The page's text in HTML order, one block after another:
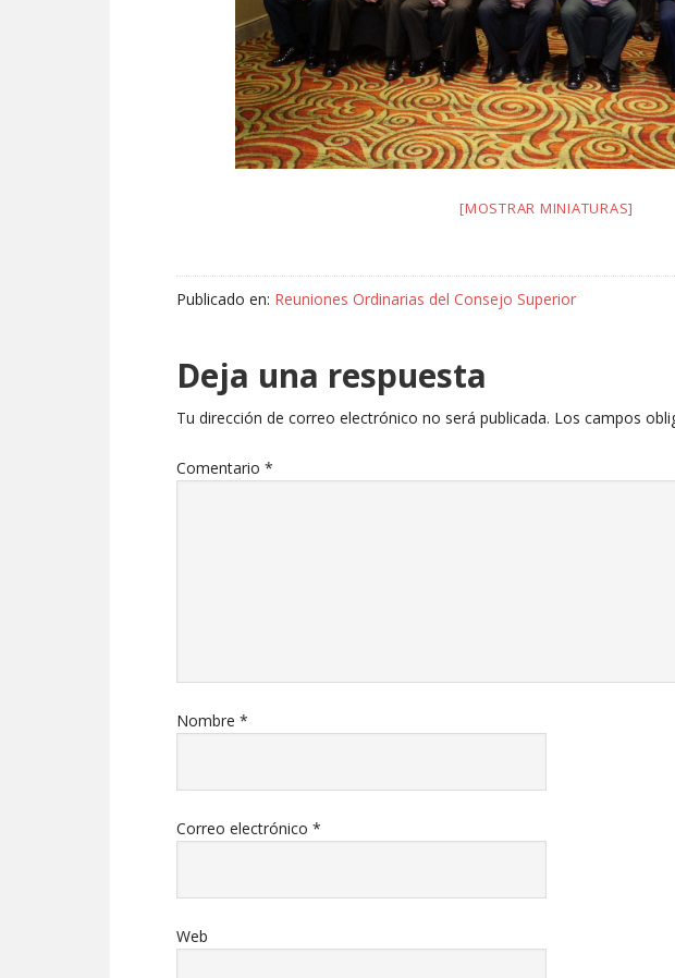
[MOSTRAR MINIATURAS]
Publicado en: Reuniones Ordinarias del Consejo Superior
Deja una respuesta
Tu dirección de correo electrónico no será publicada. Los campos
Comentario *
Nombre *
Correo electrónico *
Web